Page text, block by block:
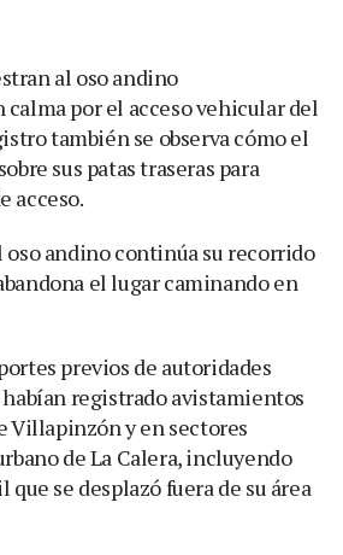
al oso andino
calma por el acceso vehicular del
también se observa cómo el
sus patas traseras para
acceso.
andino continúa su recorrido
el lugar caminando en
previos de autoridades
registrado avistamientos
Villapinzón y en sectores
de La Calera, incluyendo
se desplazó fuera de su área